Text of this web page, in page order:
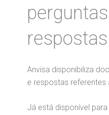
respostas
Anvisa disponibiliza
e respostas referentes
Já está disponível